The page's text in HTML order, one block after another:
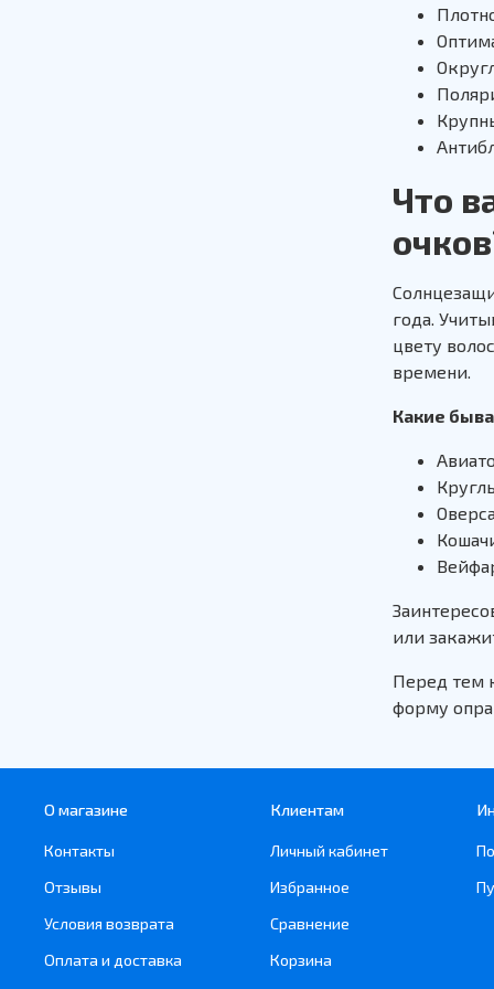
Что
года.
цвету
времени.
Какие
или
Перед тем
форму
О магазине
Контакты
Отзывы
Условия возврата
Оплата и доставка
Клиентам
Личный кабинет
Избранное
Сравнение
Корзина